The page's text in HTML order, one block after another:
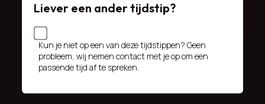
Liever een ander tijdstip?
Kun je niet op een van deze tijdstippen? Geen
probleem, wij nemen contact met je op om een
passende tijd af te spreken.